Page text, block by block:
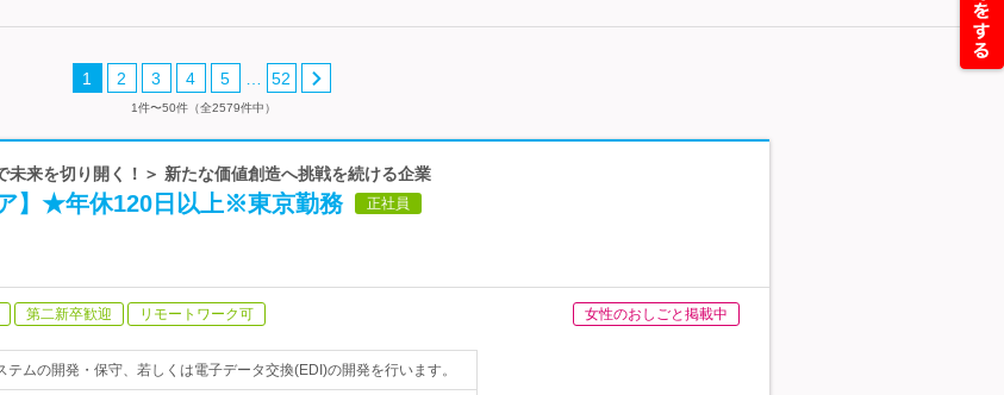
1 2 3 4 5 52
1件〜50件（全2579件中）
未来を切り開く！＞ 新たな価値創造へ挑戦を続ける企業
ア】★年休120日以上※東京勤務 正社員
第二新卒歓迎 リモートワーク可 女性のおしごと掲載中
ムの開発・保守、若しくは電子データ交換(EDI)の開発を行います。